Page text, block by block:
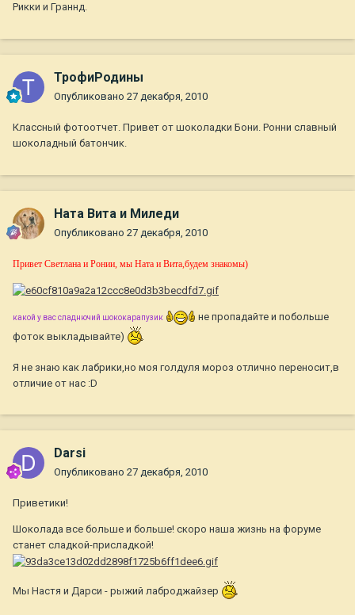
Рикки и Граннд.
ТрофиРодины
Опубликовано 27 декабря, 2010
Классный фотоотчет. Привет от шоколадки Бони. Ронни славный
шоколадный батончик.
Ната Вита и Миледи
Опубликовано 27 декабря, 2010
Привет Светлана и Ронии, мы Ната и Вита,будем знакомы)
какой у вас сладнючий шококарапузик
не пропадайте и побольше
фоток выкладывайте)
Я не знаю как лабрики,но моя голдуля мороз отлично переносит,в
отличие от нас :D
Darsi
Опубликовано 27 декабря, 2010
Приветики!
Шоколада все больше и больше! скоро наша жизнь на форуме
станет сладкой-присладкой!
Мы Настя и Дарси - рыжий лаброджайзер